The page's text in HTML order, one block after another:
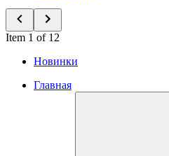
Item 1 of 12
Новинки
Главная